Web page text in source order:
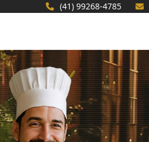
(41) 99268-4785